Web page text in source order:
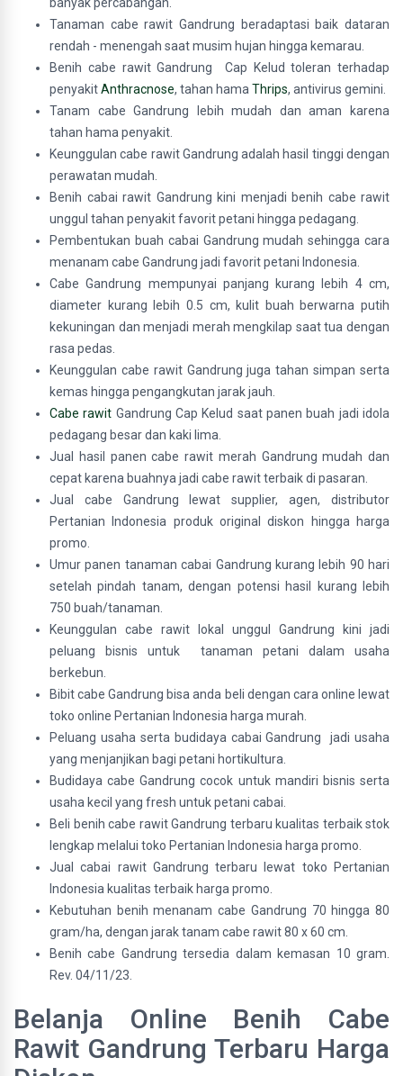
Tanaman cabe rawit Gandrung beradaptasi baik dataran
rendah - menengah saat musim hujan hingga kemarau.
Benih cabe rawit Gandrung Cap Kelud toleran terhadap
penyakitAnthracnose, tahan hama Thrips, antivirus gemini.
Tanam cabe Gandrung lebih mudah dan aman karena
tahan hama penyakit.
Keunggulan cabe rawit Gandrung adalah hasil tinggi dengan
perawatan mudah.
Benih cabai rawit Gandrung kini menjadi benih cabe rawit
unggul tahan penyakit favorit petani hingga pedagang.
Pembentukan buah cabai Gandrung mudah sehingga cara
menanam cabe Gandrung jadi favorit petani Indonesia.
Cabe Gandrung mempunyai panjang kurang lebih 4 cm,
diameter kurang lebih 0.5 cm, kulit buah berwarna putih
kekuningan dan menjadi merah mengkilap saat tua dengan
rasa pedas.
Keunggulan cabe rawit Gandrung juga tahan simpan serta
kemas hingga pengangkutan jarak jauh.
Cabe rawit Gandrung Cap Kelud saat panen buah jadi idola
pedagang besar dan kaki lima.
Jual hasil panen cabe rawit merah Gandrung mudah dan
cepat karena buahnya jadi cabe rawit terbaik di pasaran.
Jual cabe Gandrung lewat supplier, agen, distributor
Pertanian Indonesia produk original diskon hingga harga
promo.
Umur panen tanaman cabai Gandrung kurang lebih 90 hari
setelah pindah tanam, dengan potensi hasil kurang lebih
750 buah/tanaman.
Keunggulan cabe rawit lokal unggul Gandrung kini jadi
peluang bisnis untuk tanaman petani dalam usaha
berkebun.
Bibit cabe Gandrung bisa anda beli dengan cara online lewat
toko online Pertanian Indonesia harga murah.
Peluang usaha serta budidaya cabai Gandrung jadi usaha
yang menjanjikan bagi petani hortikultura.
Budidaya cabe Gandrung cocok untuk mandiri bisnis serta
usaha kecil yang fresh untuk petani cabai.
Beli benih cabe rawit Gandrung terbaru kualitas terbaik stok
lengkap melalui toko Pertanian Indonesia harga promo.
Jual cabai rawit Gandrung terbaru lewat toko Pertanian
Indonesia kualitas terbaik harga promo.
Kebutuhan benih menanam cabe Gandrung 70 hingga 80
gram/ha, dengan jarak tanam cabe rawit 80 x 60 cm.
Benih cabe Gandrung tersedia dalam kemasan 10 gram.
Rev. 04/11/23.
Belanja Online Benih Cabe
Rawit Gandrung Terbaru Harga